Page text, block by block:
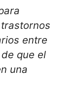
entre
que el
una